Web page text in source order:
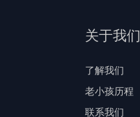
关于我们
了解我们
老小孩历程
联系我们